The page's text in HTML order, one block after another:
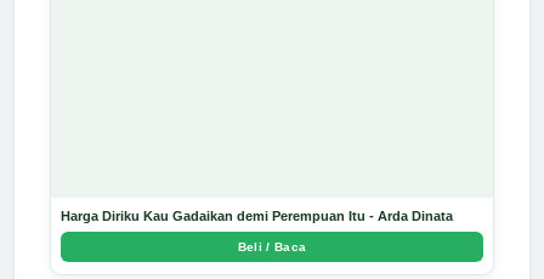
Harga Diriku Kau Gadaikan demi Perempuan Itu - Arda Dinata
Beli / Baca